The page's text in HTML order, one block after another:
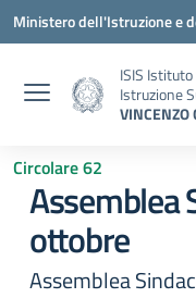
Vai ai contenuti
Vai al menu di navigazione
Vai al footer
Ministero dell'Istruzione e
ISIS
Istruzione
VINCENZO
Circolare 62
Assemblea
ottobre
Assemblea